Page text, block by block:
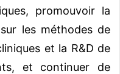
promouvoir la
les méthodes de
et la R&D de
et continuer de